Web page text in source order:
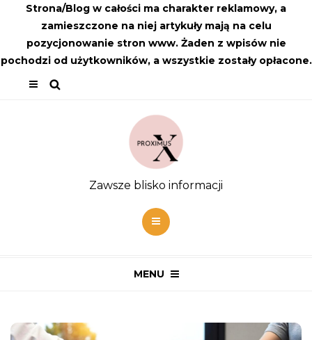
Strona/Blog w całości ma charakter reklamowy, a
zamieszczone na niej artykuły mają na celu
pozycjonowanie stron www. Żaden z wpisów nie
pochodzi od użytkowników, a wszystkie zostały opłacone.
Zawsze blisko informacji
MENU